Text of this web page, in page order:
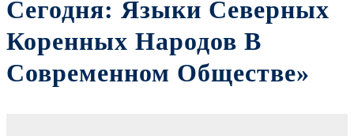
Сегодня: Языки Северных
Коренных Народов В
Современном Обществе»